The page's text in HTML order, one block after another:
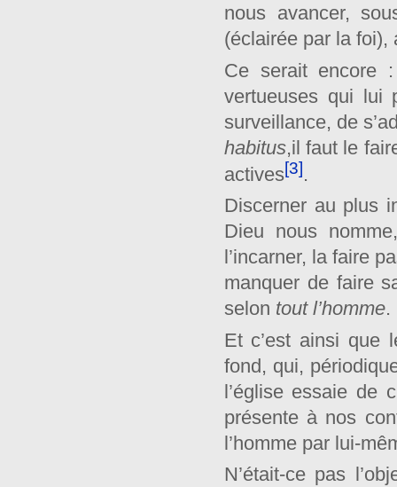
nous avancer,
(éclairée par la foi),
Ce serait encore
vertueuses qui lui
surveillance, de
habitus,il faut le
actives[3].
Discerner au plus
Dieu nous
l’incarner, la faire
manquer de faire
selon tout l’homme.
Et c’est ainsi que
fond, qui,
l’église essaie de
présente à nos
l’homme par lui-
N’était-ce pas